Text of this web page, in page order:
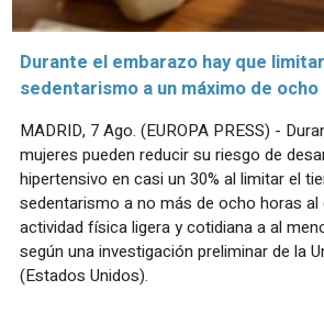
Durante el embarazo hay que
sedentarismo a un máximo de
MADRID, 7 Ago. (EUROPA PRESS) -
mujeres pueden reducir su riesgo de
hipertensivo en casi un 30% al limitar el
sedentarismo a no más de ocho horas al
actividad física ligera y cotidiana a al
según una investigación preliminar de la
(Estados Unidos).